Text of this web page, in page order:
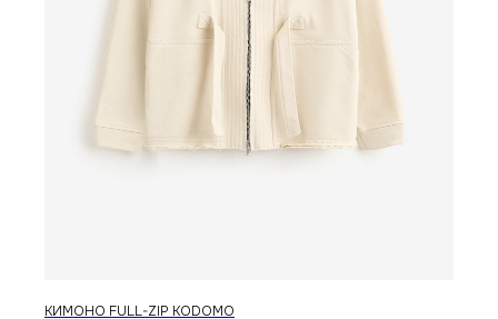
КИМОНО FULL-ZIP KODOMO
каталог контакты